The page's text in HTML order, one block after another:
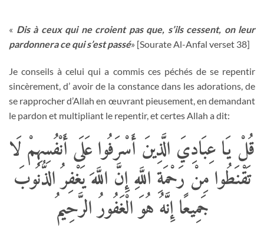
« Dis à ceux qui ne croient pas que, s’ils cessent, on leur
pardonnera ce qui s’est passé» [Sourate Al-Anfal verset 38]
Je conseils à celui qui a commis ces péchés de se repentir
sincèrement, d’ avoir de la constance dans les adorations, de
se rapprocher d’Allah en œuvrant pieusement, en demandant
le pardon et multipliant le repentir, et certes Allah a dit:
قُلْ يَا عِبَادِيَ الَّذِينَ أَسْرَفُوا عَلَى أَنْفُسِهِمْ لَا
تَقْنَطُوا مِنْ رَحْمَةِ اللَّهِ إِنَّ اللَّهَ يَغْفِرُ الذُّنُوبَ
جَمِيعًا إِنَّهُ هُوَ الْغَفُورُ الرَّحِيمُ